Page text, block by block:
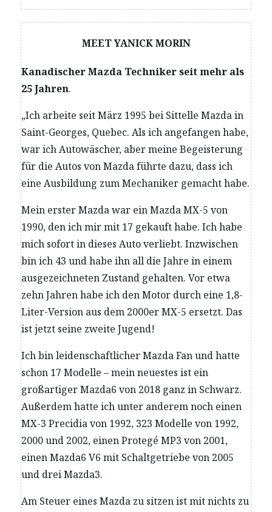
MEET YANICK MORIN
Kanadischer Mazda Techniker seit mehr als
25 Jahren.
„Ich arbeite seit März 1995 bei Sittelle Mazda in
Saint-Georges, Quebec. Als ich angefangen habe,
war ich Autowäscher, aber meine Begeisterung
für die Autos von Mazda führte dazu, dass ich
eine Ausbildung zum Mechaniker gemacht habe.
Mein erster Mazda war ein Mazda MX-5 von
1990, den ich mir mit 17 gekauft habe. Ich habe
mich sofort in dieses Auto verliebt. Inzwischen
bin ich 43 und habe ihn all die Jahre in einem
ausgezeichneten Zustand gehalten. Vor etwa
zehn Jahren habe ich den Motor durch eine 1,8-
Liter-Version aus dem 2000er MX-5 ersetzt. Das
ist jetzt seine zweite Jugend!
Ich bin leidenschaftlicher Mazda Fan und hatte
schon 17 Modelle – mein neuestes ist ein
großartiger Mazda6 von 2018 ganz in Schwarz.
Außerdem hatte ich unter anderem noch einen
MX-3 Precidia von 1992, 323 Modelle von 1992,
2000 und 2002, einen Protegé MP3 von 2001,
einen Mazda6 V6 mit Schaltgetriebe von 2005
und drei Mazda3.
Am Steuer eines Mazda zu sitzen ist mit nichts zu